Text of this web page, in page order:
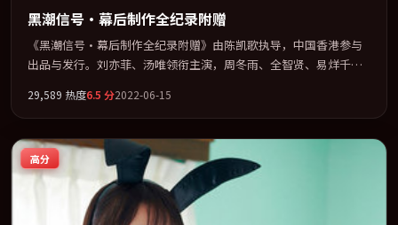
黑潮信号·幕后制作全纪录附赠
《黑潮信号·幕后制作全纪录附赠》由陈凯歌执导，中国香港参与
出品与发行。刘亦菲、汤唯领衔主演，周冬雨、全智贤、易烊千
拢。全片以「冒险」类型为骨架，在叙事、表演与视听上力求统
一。定于 2022-03-13 在内地院线及主流平台同步亮相，2022 年度
话题片中口碑稳健，适合喜欢强情节与人物弧光的观众完整观看。
29,589 热度6.5 分2022-06-15
高分